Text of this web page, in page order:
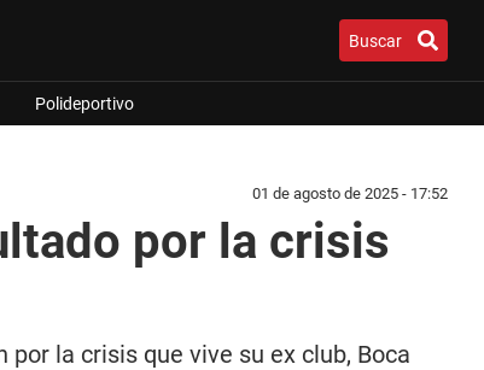
Buscar
Polideportivo
01 de agosto de 2025 - 17:52
por la crisis
la crisis que vive su ex club, Boca